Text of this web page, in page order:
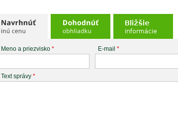
Meno a priezvisko * E-mail *
Text správy *